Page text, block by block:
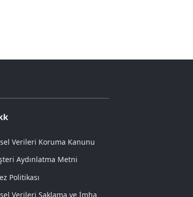
Verileri Koruma Kanunu
Aydınlatma Metni
Politikası
Verileri Saklama ve İmha